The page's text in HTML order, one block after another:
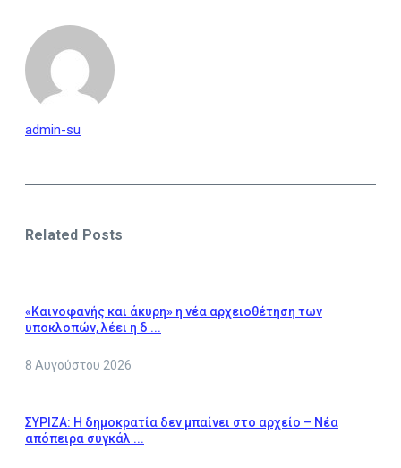
admin-su
Related Posts
«Καινοφανής και άκυρη» η νέα αρχειοθέτηση των
υποκλοπών, λέει η δ ...
8 Αυγούστου 2026
ΣΥΡΙΖΑ: Η δημοκρατία δεν μπαίνει στο αρχείο – Νέα
απόπειρα συγκάλ ...